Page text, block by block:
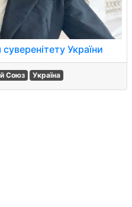
України
Союз Україна